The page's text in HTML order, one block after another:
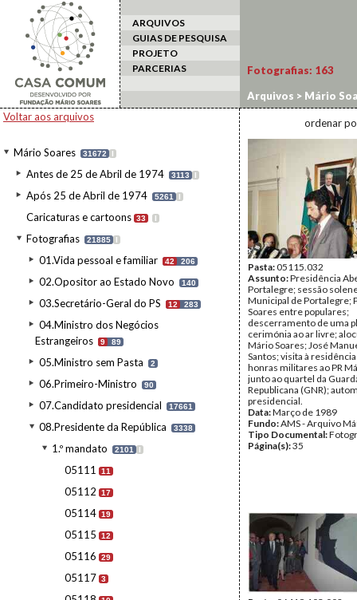
ARQUIVOS
GUIAS DE PESQUISA
PROJETO
PARCERIAS
Voltar aos arquivos
Mário Soares 31672 I
Antes de 25 de Abril de 1974 3113 I
Após 25 de Abril de 1974 5261 I
Caricaturas e cartoons 33 I
Fotografias 21885 I
01.Vida pessoal e familiar 42 206
02.Opositor ao Estado Novo 140
03.Secretário-Geral do PS 12 283
04.Ministro dos Negócios
Estrangeiros
9 89
05.Ministro sem Pasta 2
06.Primeiro-Ministro 90
07.Candidato presidencial 17661
08.Presidente da República 3338
1.º mandato 2101 I
05111 11
05112 17
05114 19
05115 12
05116 29
05117 3
Fotografias: 163
Arquivos > Mário
>Portalegre
ordenar
Pasta:05115.032
Assunto:Presidência
Portalegre; sessão
Municipal de Portalegre;
Soares entre populares;
descerramento de uma
cerimónia ao ar livre;
Mário Soares; José
Santos; visita à residência
honras militares ao PR
junto ao quartel da
Republicana (GNR);
presidencial.
Data:Março de 1989
Fundo:AMS - Arquivo
Tipo Documental:
Página(s):35